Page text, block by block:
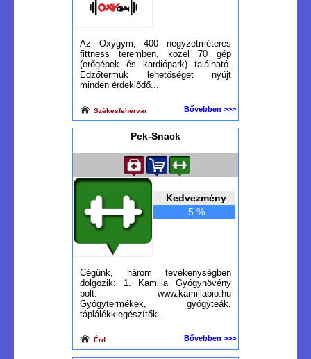
Az Oxygym, 400 négyzetméteres
fittness teremben, közel 70 gép
(erőgépek és kardiópark) található.
Edzőtermük lehetőséget nyújt
minden érdeklődő...
Székesfehérvár Bővebben >>>
Pek-Snack
Kedvezmény
5 %
Cégünk, három tevékenységben
dolgozik: 1. Kamilla Gyógynövény
bolt. www.kamillabio.hu
Gyógytermékek, gyógyteák,
táplálékkiegészítők...
Érd Bővebben >>>